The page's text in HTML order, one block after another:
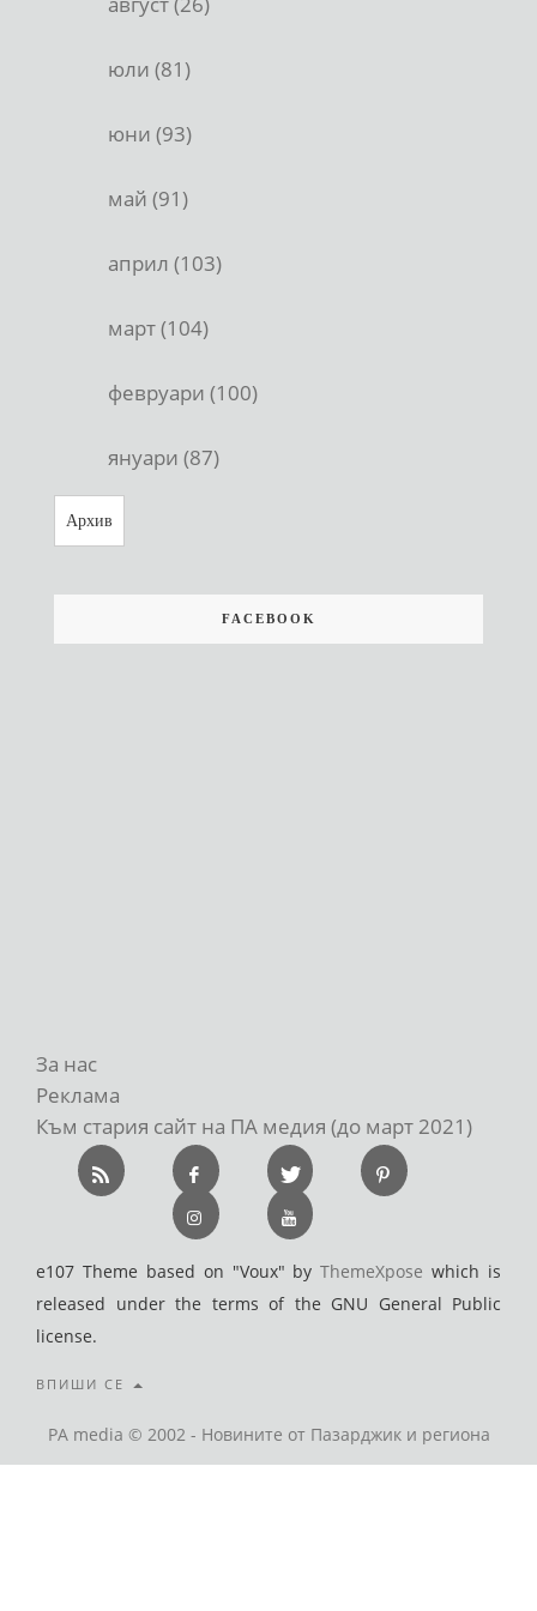
юли (81)
юни (93)
май (91)
април (103)
март (104)
февруари (100)
януари (87)
Архив
FACEBOOK
За нас
Реклама
Към стария сайт на ПА медия (до март 2021)
e107 Theme based on "Voux" byThemeXpose which is
released under the terms of the GNU General Public
license.
ВПИШИ СЕ
PA media © 2002 - Новините от Пазарджик и региона